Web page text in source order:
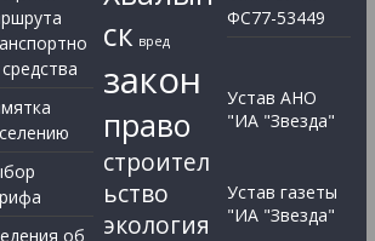
об
ск вред
закон
право
строител
ьство
экология
ФС77-53449
Устав АНО
"ИА "Звезда"
Устав газеты
"ИА "Звезда"